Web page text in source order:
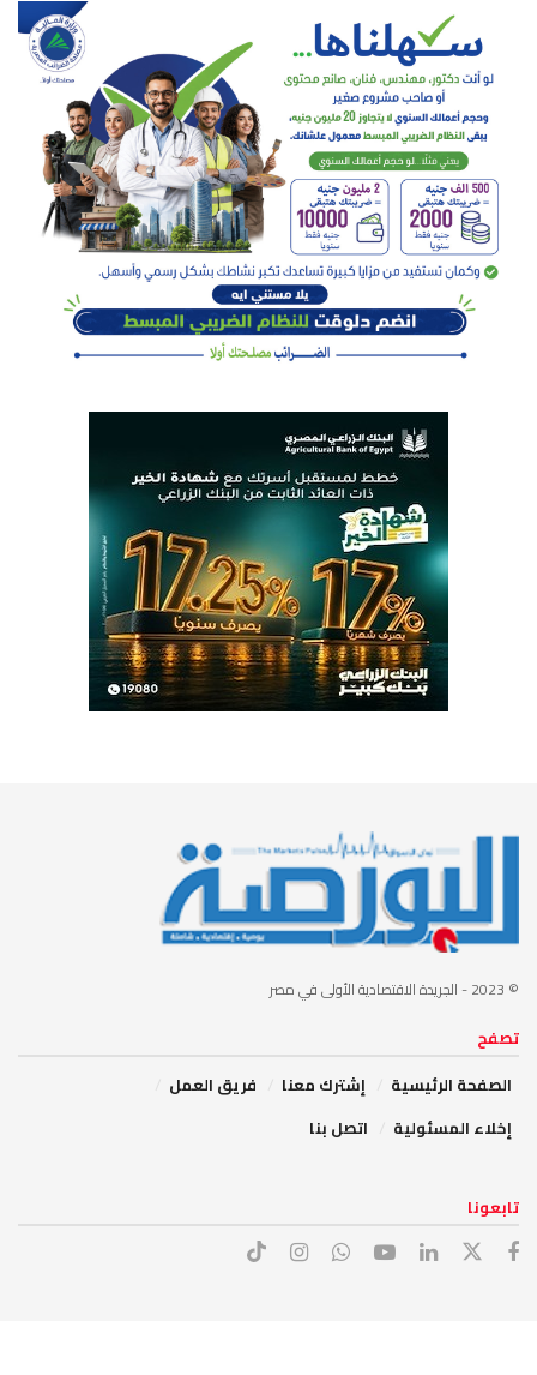
© 2023 - الجريدة الاقتصادية الأولى في مصر
تصفح
الصفحة الرئيسية
إشترك معنا
فريق العمل
إخلاء المسئولية
اتصل بنا
تابعونا